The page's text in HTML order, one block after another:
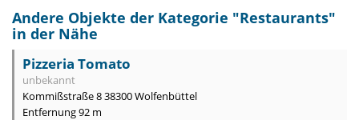
Andere Objekte der Kategorie "Restaurants"
in der Nähe
Pizzeria Tomato
unbekannt
Kommißstraße 8 38300 Wolfenbüttel
Entfernung 92 m